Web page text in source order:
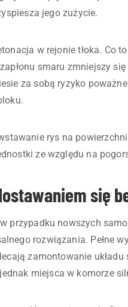
jego zużycie.
w rejonie tłoka. Co
smaru zmniejszy się
za sobą ryzyko
rys na
ze względu na
się
przypadku nowszych
rozwiązania. Pełne
zamontowanie
miejsca w komorze